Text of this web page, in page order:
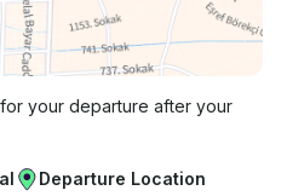
your departure after your
Departure Location